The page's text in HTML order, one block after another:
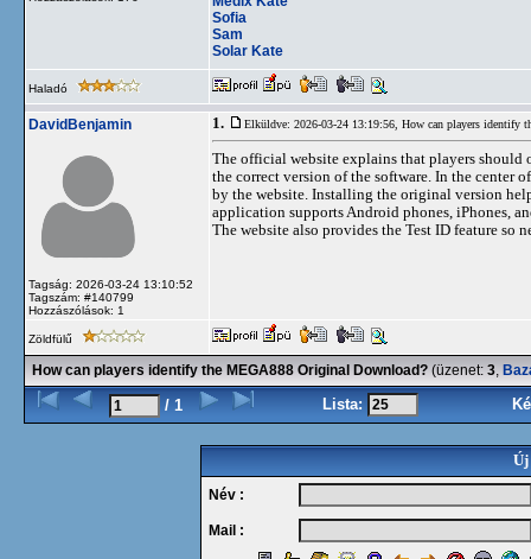
Sofia
Sam
Solar Kate
Haladó
DavidBenjamin
Tagság: 2026-03-24 13:10:52
Tagszám: #140799
Hozzászólások: 1
1. Elküldve: 2026-03-24 13:19:56, How can players identify
The official website explains that players should
the correct version of the software. In the center
by the website. Installing the original version
application supports Android phones, iPhones,
The website also provides the Test ID feature so
Zöldfülű
How can players identify the MEGA888 Original Download? (üzenet: 3,
/ 1 Lista:
Új
Név :
Mail :